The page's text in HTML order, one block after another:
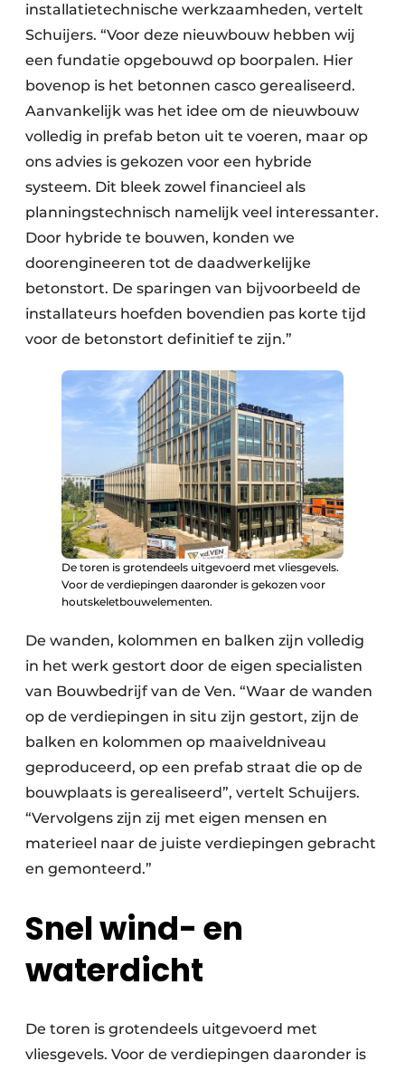
installatietechnische werkzaamheden, vertelt
Schuijers. “Voor deze nieuwbouw hebben wij
een fundatie opgebouwd op boorpalen. Hier
bovenop is het betonnen casco gerealiseerd.
Aanvankelijk was het idee om de nieuwbouw
volledig in prefab beton uit te voeren, maar op
ons advies is gekozen voor een hybride
systeem. Dit bleek zowel financieel als
planningstechnisch namelijk veel interessanter.
Door hybride te bouwen, konden we
doorengineeren tot de daadwerkelijke
betonstort. De sparingen van bijvoorbeeld de
installateurs hoefden bovendien pas korte tijd
voor de betonstort definitief te zijn.”
De toren is grotendeels uitgevoerd met vliesgevels.
Voor de verdiepingen daaronder is gekozen voor
houtskeletbouwelementen.
De wanden, kolommen en balken zijn volledig
in het werk gestort door de eigen specialisten
van Bouwbedrijf van de Ven. “Waar de wanden
op de verdiepingen in situ zijn gestort, zijn de
balken en kolommen op maaiveldniveau
geproduceerd, op een prefab straat die op de
bouwplaats is gerealiseerd”, vertelt Schuijers.
“Vervolgens zijn zij met eigen mensen en
materieel naar de juiste verdiepingen gebracht
en gemonteerd.”
Snel wind- en
waterdicht
De toren is grotendeels uitgevoerd met
vliesgevels. Voor de verdiepingen daaronder is